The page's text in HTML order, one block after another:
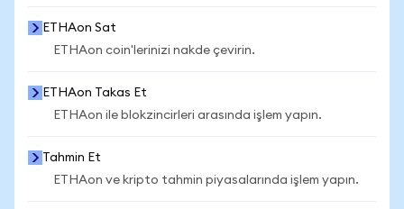
ETHAon Sat
ETHAon coin'lerinizi nakde çevirin.
ETHAon Takas Et
ETHAon ile blokzincirleri arasında işlem yapın.
Tahmin Et
ETHAon ve kripto tahmin piyasalarında işlem yapın.